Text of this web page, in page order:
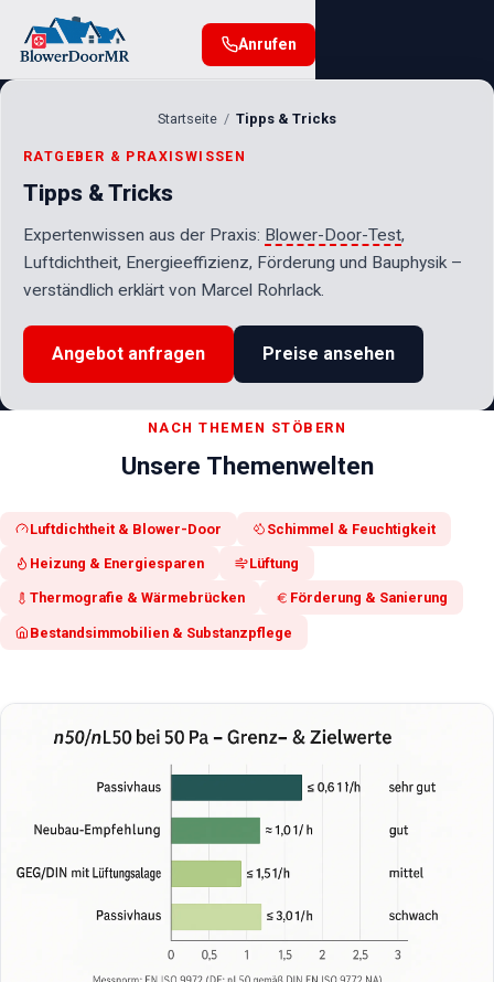
Anrufen
Startseite Tipps & Tricks
RATGEBER & PRAXISWISSEN
Tipps & Tricks
Expertenwissen aus der Praxis: Blower-Door-Test,
Luftdichtheit, Energieeffizienz, Förderung und Bauphysik –
verständlich erklärt von Marcel Rohrlack.
Angebot anfragen Preise ansehen
NACH THEMEN STÖBERN
Unsere Themenwelten
Luftdichtheit & Blower-Door Schimmel & Feuchtigkeit
Heizung & Energiesparen Lüftung
Thermografie & Wärmebrücken Förderung & Sanierung
Bestandsimmobilien & Substanzpflege